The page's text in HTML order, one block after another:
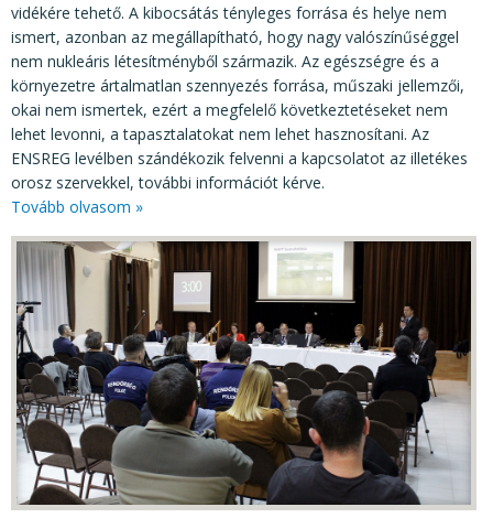
vidékére tehető. A kibocsátás tényleges forrása és helye nem
ismert, azonban az megállapítható, hogy nagy valószínűséggel
nem nukleáris létesítményből származik. Az egészségre és a
környezetre ártalmatlan szennyezés forrása, műszaki jellemzői,
okai nem ismertek, ezért a megfelelő következtetéseket nem
lehet levonni, a tapasztalatokat nem lehet hasznosítani. Az
ENSREG levélben szándékozik felvenni a kapcsolatot az illetékes
orosz szervekkel, további információt kérve.
Tovább olvasom »